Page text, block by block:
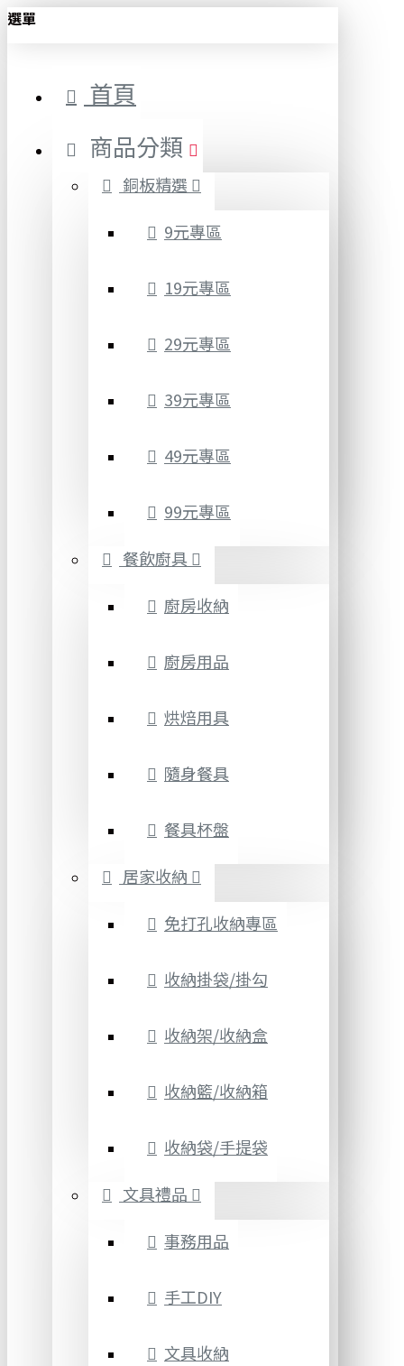
選單
首頁
商品分類
銅板精選
9元專區
19元專區
29元專區
39元專區
49元專區
99元專區
餐飲廚具
廚房收納
廚房用品
烘焙用具
隨身餐具
餐具杯盤
居家收納
免打孔收納專區
收納掛袋/掛勾
收納架/收納盒
收納籃/收納箱
收納袋/手提袋
文具禮品
事務用品
手工DIY
文具收納